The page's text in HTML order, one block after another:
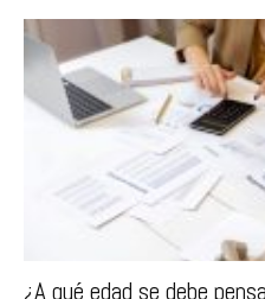
¿A qué edad se debe